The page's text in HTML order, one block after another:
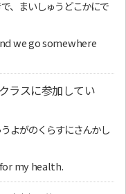
、まいしゅうどこかにで
we go somewhere
ラスに参加してい
よがのくらすにさんかし
my health.